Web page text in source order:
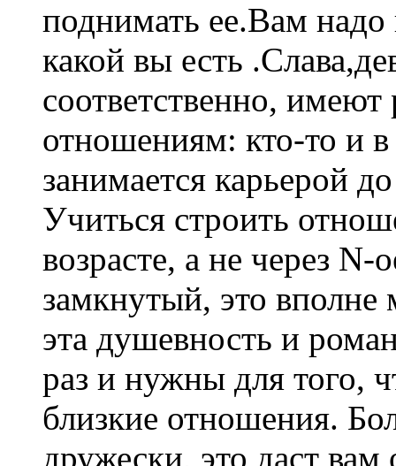
поднимать ее.Вам надо
какой вы есть
соответственно, имеют
отношениям: кто-то и
занимается карьерой
Учиться строить
возрасте, а не через
замкнутый, это вполне
эта душевность и
раз и нужны для того,
близкие отношения.
дружески, это даст